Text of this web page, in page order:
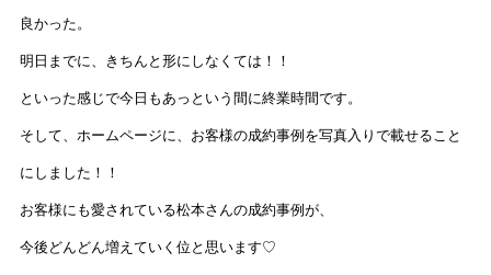
良かった。
明日までに、きちんと形にしなくては！！
といった感じで今日もあっという間に終業時間です。
そして、 ホームページに、お客様の成約事例を写真入りで載せること
にしました！！
お客様にも愛されている松本さんの成約事例が、
今後どんどん増えていく位と思います♡